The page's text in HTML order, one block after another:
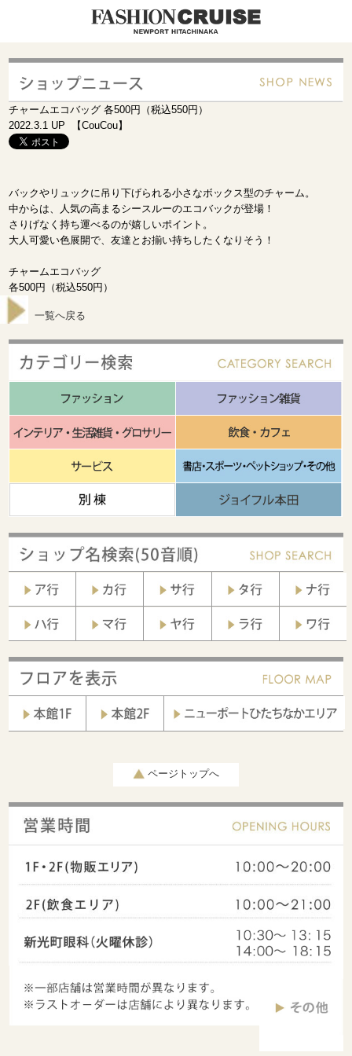
チャームエコバッグ 各500円（税込550円）
2022.3.1 UP 【CouCou】
バックやリュックに吊り下げられる小さなボックス型のチャーム。
中からは、人気の高まるシースルーのエコバックが登場！
さりげなく持ち運べるのが嬉しいポイント。
大人可愛い色展開で、友達とお揃い持ちしたくなりそう！
チャームエコバッグ
各500円（税込550円）
一覧へ戻る
ページトップへ